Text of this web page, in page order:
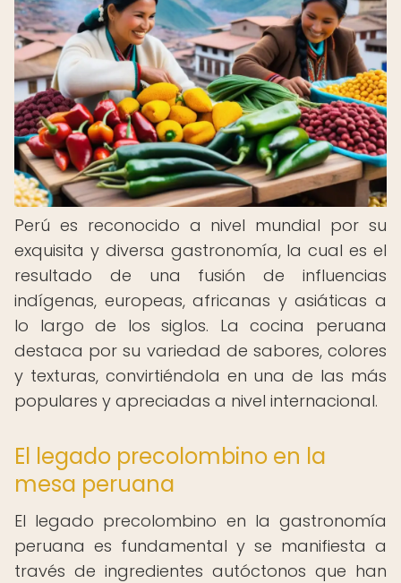
Perú es reconocido a nivel mundial por su
exquisita y diversa gastronomía, la cual es el
resultado de una fusión de influencias
indígenas, europeas, africanas y asiáticas a
lo largo de los siglos. La cocina peruana
destaca por su variedad de sabores, colores
y texturas, convirtiéndola en una de las más
populares y apreciadas a nivel internacional.
El legado precolombino en la
mesa peruana
El legado precolombino en la gastronomía
peruana es fundamental y se manifiesta a
través de ingredientes autóctonos que han